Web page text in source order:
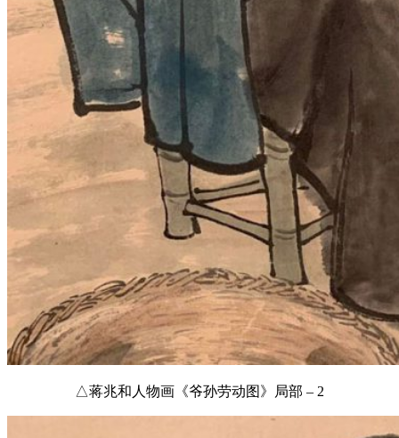
△蒋兆和人物画《爷孙劳动图》局部 – 2